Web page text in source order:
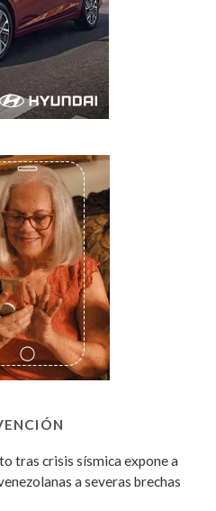
tras crisis sísmica expone a
a severas brechas